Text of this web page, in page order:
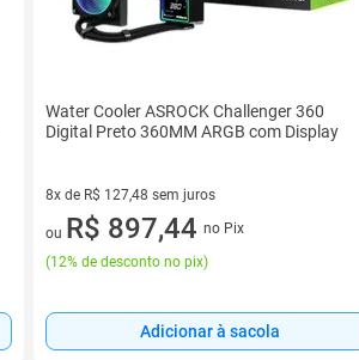
Water Cooler ASROCK Challenger 360
Digital Preto 360MM ARGB com Display
8x de R$ 127,48 sem juros
8 vez de R$ 127,48 sem juros
ou R$ 897,44 no Pix
(12% de desconto no pix)
Adicionar à sacola